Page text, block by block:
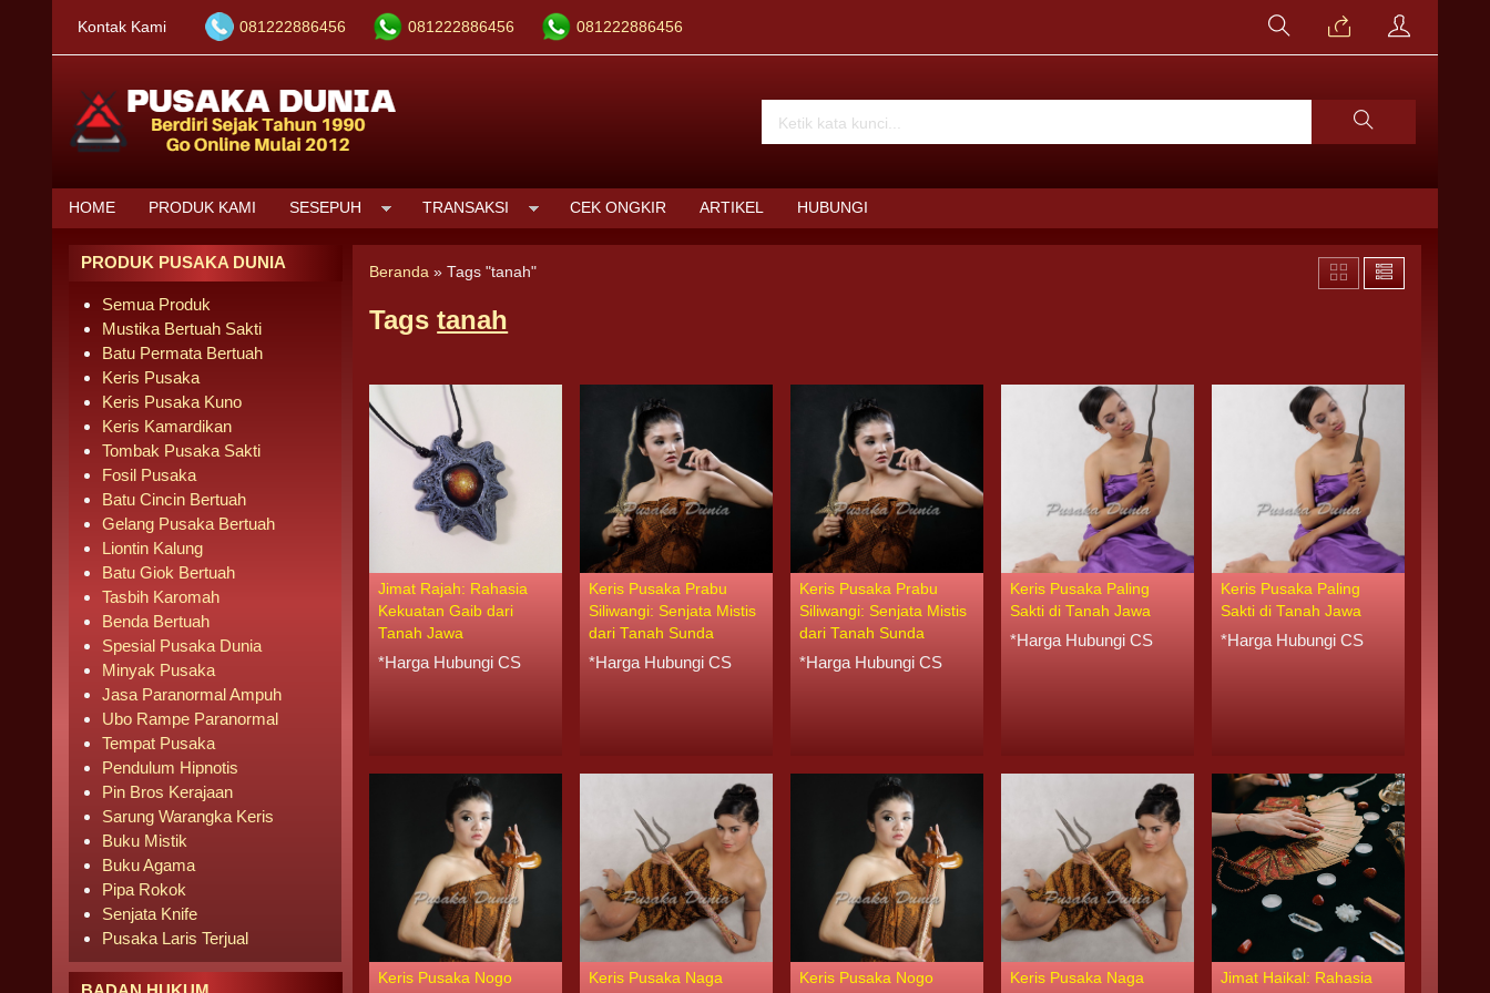
Kontak Kami 081222886456 081222886456 081222886456
HOME PRODUK KAMI SESEPUH TRANSAKSI CEK ONGKIR ARTIKEL HUBUNGI
Beranda »Tags "tanah"
Tagstanah
Jimat Rajah: Rahasia
Kekuatan Gaib dari
Tanah Jawa
*Harga Hubungi CS
Keris Pusaka Prabu
Siliwangi: Senjata Mistis
dari Tanah Sunda
*Harga Hubungi CS
Keris Pusaka Prabu
Siliwangi: Senjata Mistis
dari Tanah Sunda
*Harga Hubungi CS
Keris Pusaka Paling
Sakti di Tanah Jawa
*Harga Hubungi CS
Keris Pusaka Paling
Sakti di Tanah Jawa
*Harga Hubungi CS
Keris Pusaka Nogo
Keris Pusaka Naga
Keris Pusaka Nogo
Keris Pusaka Naga
Jimat Haikal: Rahasia
PRODUK PUSAKA DUNIA
Semua Produk
Mustika Bertuah Sakti
Batu Permata Bertuah
Keris Pusaka
Keris Pusaka Kuno
Keris Kamardikan
Tombak Pusaka Sakti
Fosil Pusaka
Batu Cincin Bertuah
Gelang Pusaka Bertuah
Liontin Kalung
Batu Giok Bertuah
Tasbih Karomah
Benda Bertuah
Spesial Pusaka Dunia
Minyak Pusaka
Jasa Paranormal Ampuh
Ubo Rampe Paranormal
Tempat Pusaka
Pendulum Hipnotis
Pin Bros Kerajaan
Sarung Warangka Keris
Buku Mistik
Buku Agama
Pipa Rokok
Senjata Knife
Pusaka Laris Terjual